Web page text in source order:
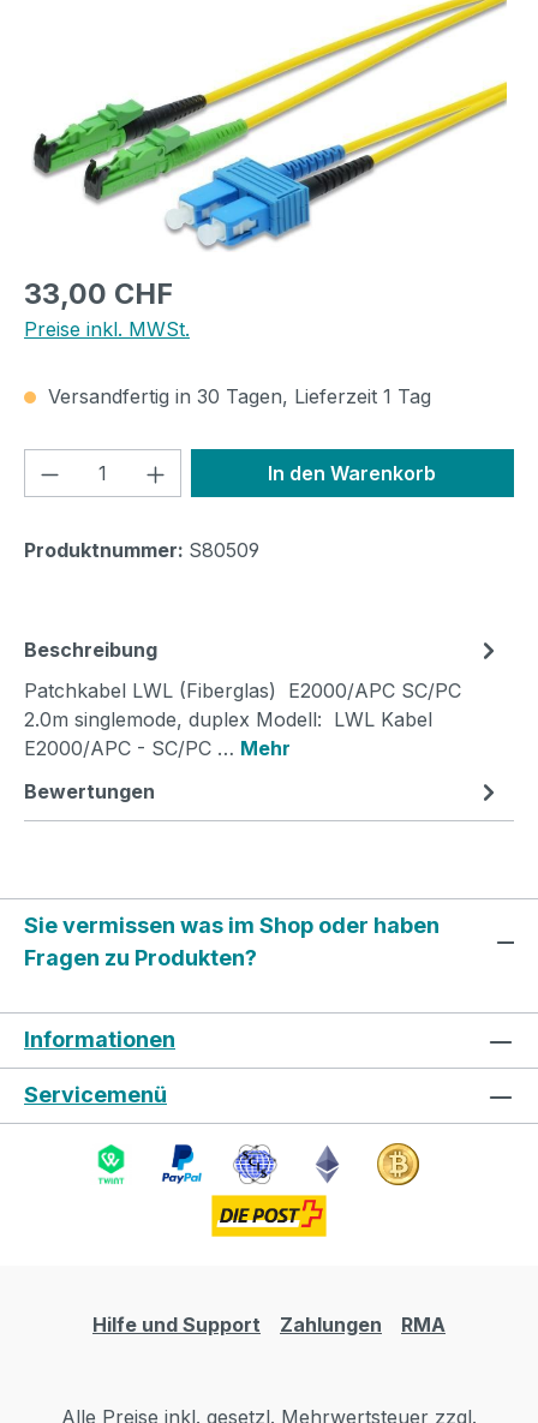
Regulärer Preis:
33,00 CHF
Preise inkl. MWSt.
Versandfertig in 30 Tagen, Lieferzeit 1 Tag
Produkt Anzahl: Gib denIn den Warenkorb
Produktnummer: S80509
Beschreibung
Patchkabel LWL (Fiberglas) E2000/APC SC/PC
2.0m singlemode, duplex Modell: LWL Kabel
E2000/APC - SC/PC … Mehr
Bewertungen
Sie vermissen was im Shop oder haben
Fragen zu Produkten?
Informationen
Servicemenü
Hilfe und Support Zahlungen RMA
Alle Preise inkl. gesetzl. Mehrwertsteuer zzgl.